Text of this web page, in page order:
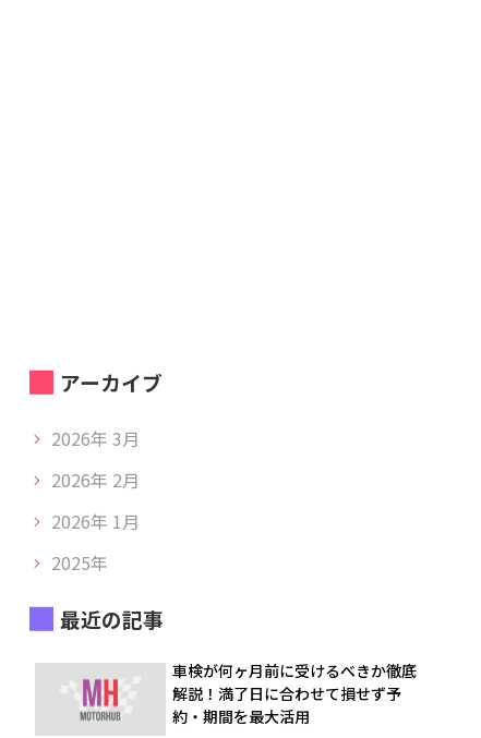
アーカイブ
2026年 3月
2026年 2月
2026年 1月
2025年
最近の記事
車検が何ヶ月前に受けるべきか徹底
解説！満了日に合わせて損せず予
約・期間を最大活用